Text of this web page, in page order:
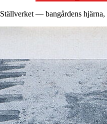
— bangårdens